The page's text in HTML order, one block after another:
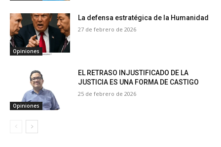
Opiniones
La defensa estratégica de la Humanidad
27 de febrero de 2026
Opiniones
EL RETRASO INJUSTIFICADO DE LA
JUSTICIA ES UNA FORMA DE CASTIGO
25 de febrero de 2026